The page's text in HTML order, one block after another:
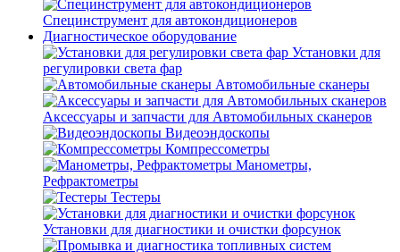
Специнструмент для автокондиционеров
Диагностическое оборудование
Установки для
регулировки света фар
Автомобильные сканеры
Аксессуары и запчасти для Автомобильных сканеров
Видеоэндоскопы
Компрессометры
Манометры,
Рефрактометры
Тестеры
Установки для диагностики и очистки форсунок